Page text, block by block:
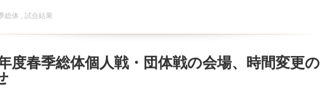
総体 , 試合結果
度春季総体個人戦・団体戦の会場、時間変更の